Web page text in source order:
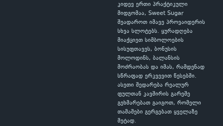
კიდევ ერთი პრაქტიკული
მიდგომაა, Sweet Sugar
შეადაროთ იმავე პროვაიდერის
სხვა სლოტებს. ყურადღება
მიაქციეთ სიმბოლოების
სისუფთავეს, ბონუსის
მოლოდინს, ბალანსის
მოძრაობას და იმას, რამდენად
სწრაფად ერკვევით წესებში.
ასეთი შედარება რეალურ
ფულთან კავშირის გარეშე
გეხმარებათ გაიგოთ, რომელი
თამაშები გერგებათ ყველაზე
მეტად.